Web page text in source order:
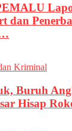
dan
Kriminal
Buruh
Hisap